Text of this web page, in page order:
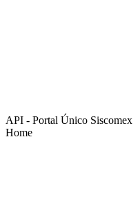
API - Portal Único Siscomex
Home